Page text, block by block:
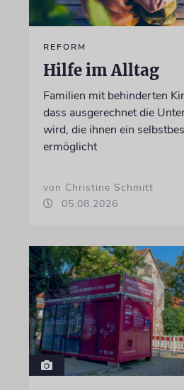
REFORM
Hilfe im Alltag
Familien mit behinderten
dass ausgerechnet die
wird, die ihnen ein
ermöglicht
von Christine Schmitt
05.08.2026